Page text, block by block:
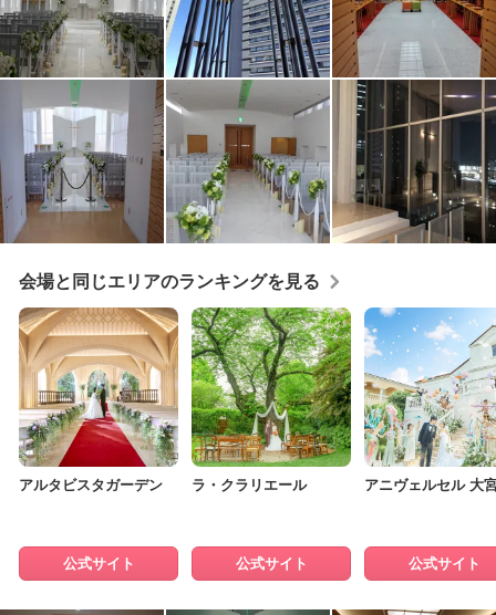
会場と同じエリアのランキングを見る
アルタビスタガーデン
公式サイト
ラ・クラリエール
公式サイト
アニヴェルセル 大
公式サイト